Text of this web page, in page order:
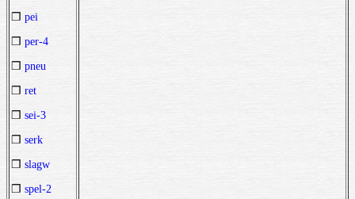
❒ pei
❒ per-4
❒ pneu
❒ ret
❒ sei-3
❒ serk
❒ slagw
❒ spel-2